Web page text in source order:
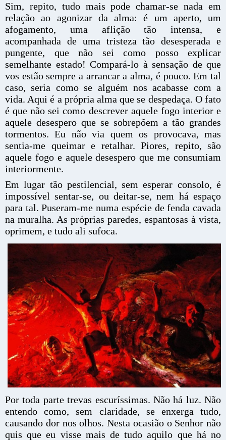
Sim, repito, tudo mais pode chamar-se nada em
relação ao agonizar da alma: é um aperto, um
afogamento, uma aflição tão intensa, e
acompanhada de uma tristeza tão desesperada e
pungente, que não sei como posso explicar
semelhante estado! Compará-lo à sensação de que
vos estão sempre a arrancar a alma, é pouco. Em tal
caso, seria como se alguém nos acabasse com a
vida. Aqui é a própria alma que se despedaça. O fato
é que não sei como descrever aquele fogo interior e
aquele desespero que se sobrepõem a tão grandes
tormentos. Eu não via quem os provocava, mas
sentia-me queimar e retalhar. Piores, repito, são
aquele fogo e aquele desespero que me consumiam
interiormente.
Em lugar tão pestilencial, sem esperar consolo, é
impossível sentar-se, ou deitar-se, nem há espaço
para tal. Puseram-me numa espécie de fenda cavada
na muralha. As próprias paredes, espantosas à vista,
oprimem, e tudo ali sufoca.
Por toda parte trevas escuríssimas. Não há luz. Não
entendo como, sem claridade, se enxerga tudo,
causando dor nos olhos. Nesta ocasião o Senhor não
quis que eu visse mais de tudo aquilo que há no